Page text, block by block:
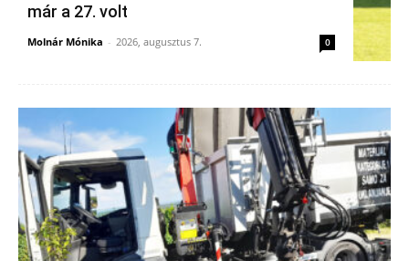
már a 27. volt
Molnár Mónika - 2026, augusztus 7. 0